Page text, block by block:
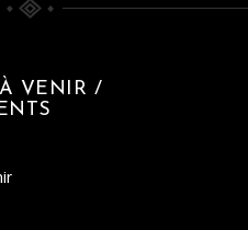
VENIR /